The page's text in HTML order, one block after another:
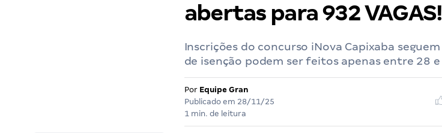
abertas para 932 VAGAS!
Inscrições do concurso iNova Capixaba
de isenção podem ser feitos apenas entre 28
Por Equipe Gran
Publicado em 28/11/25
1 min. de leitura